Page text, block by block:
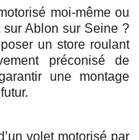
moi-même ou
Ablon sur Seine ?
un store roulant
préconisé de
une montage
volet motorisé par